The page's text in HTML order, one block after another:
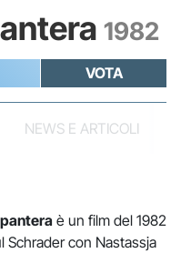
1982
VOTA
NEWS E ARTICOLI
è un film del 1982
Schrader con Nastassja